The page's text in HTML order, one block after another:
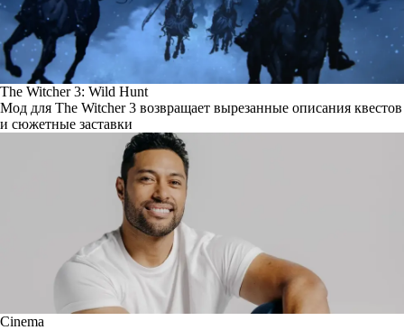
The Witcher 3: Wild Hunt
Мод для The Witcher 3 возвращает вырезанные описания квестов
и сюжетные заставки
Cinema